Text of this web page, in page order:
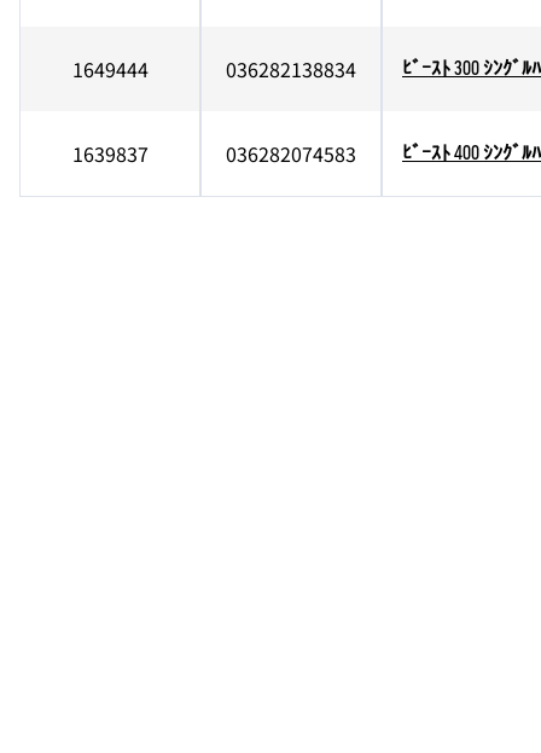
1649444 036282138834 ﾋﾞｰｽﾄ 300 ｼﾝｸﾞﾙ
1639837 036282074583 ﾋﾞｰｽﾄ 400 ｼﾝｸﾞﾙ